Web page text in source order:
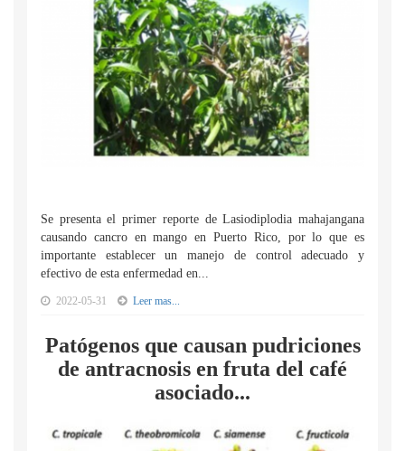
Se presenta el primer reporte de Lasiodiplodia mahajangana
causando cancro en mango en Puerto Rico, por lo que es
importante establecer un manejo de control adecuado y
efectivo de esta enfermedad en...
2022-05-31 Leer mas...
Patógenos que causan pudriciones
de antracnosis en fruta del café
asociado...